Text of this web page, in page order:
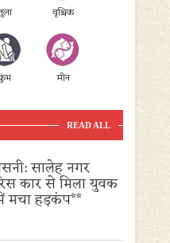
वृश्चिक
मीन
READ ALL
सालेह नगर
कार से मिला युवक
मचा हड़कंप**